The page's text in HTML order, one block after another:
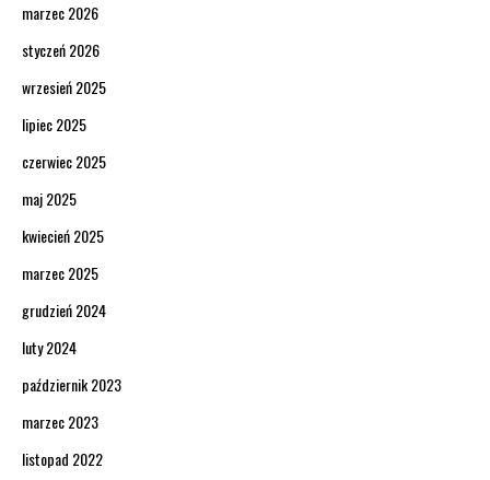
marzec 2026
styczeń 2026
wrzesień 2025
lipiec 2025
czerwiec 2025
maj 2025
kwiecień 2025
marzec 2025
grudzień 2024
luty 2024
październik 2023
marzec 2023
listopad 2022